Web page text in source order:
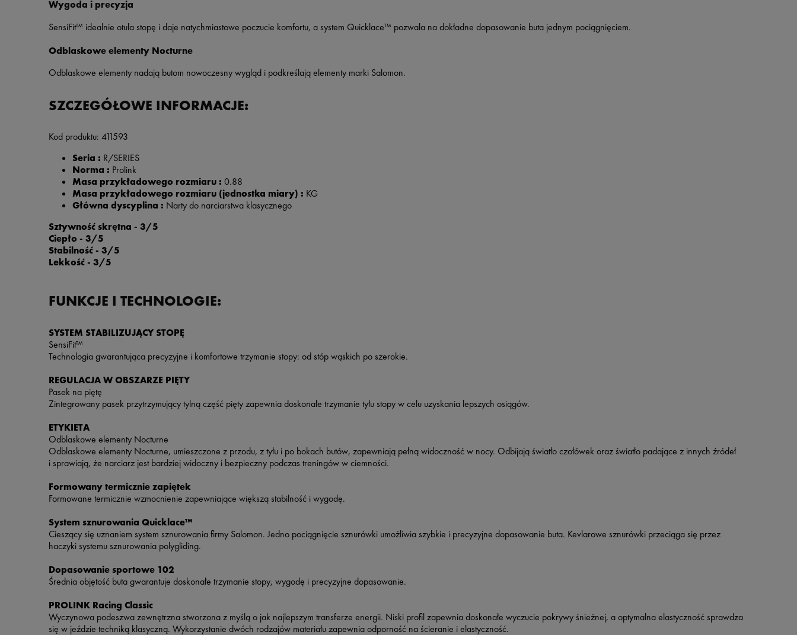
Wygoda i precyzja
SensiFit™ idealnie otula stopę i daje natychmiastowe poczucie komfortu, a system Quicklace™ pozwala na dokładne dopasowanie buta jednym pociągnięciem.
Odblaskowe elementy Nocturne
Odblaskowe elementy nadają butom nowoczesny wygląd i podkreślają elementy marki Salomon.
SZCZEGÓŁOWE INFORMACJE:
Kod produktu: 411593
Seria : R/SERIES
Norma : Prolink
Masa przykładowego rozmiaru : 0.88
Masa przykładowego rozmiaru (jednostka miary) : KG
Główna dyscyplina : Narty do narciarstwa klasycznego
Sztywność skrętna - 3/5
Ciepło - 3/5
Stabilność - 3/5
Lekkość - 3/5
FUNKCJE I TECHNOLOGIE:
SYSTEM STABILIZUJĄCY STOPĘ
SensiFit™
Technologia gwarantująca precyzyjne i komfortowe trzymanie stopy: od stóp wąskich po szerokie.
REGULACJA W OBSZARZE PIĘTY
Pasek na piętę
Zintegrowany pasek przytrzymujący tylną część pięty zapewnia doskonałe trzymanie tyłu stopy w celu uzyskania lepszych osiągów.
ETYKIETA
Odblaskowe elementy Nocturne
Odblaskowe elementy Nocturne, umieszczone z przodu, z tyłu i po bokach butów, zapewniają pełną widoczność w nocy. Odbijają światło czołówek oraz światło padające z innych źródeł
i sprawiają, że narciarz jest bardziej widoczny i bezpieczny podczas treningów w ciemności.
Formowany termicznie zapiętek
Formowane termicznie wzmocnienie zapewniające większą stabilność i wygodę.
System sznurowania Quicklace™
Cieszący się uznaniem system sznurowania firmy Salomon. Jedno pociągnięcie sznurówki umożliwia szybkie i precyzyjne dopasowanie buta. Kevlarowe sznurówki przeciąga się przez
haczyki systemu sznurowania polygliding.
Dopasowanie sportowe 102
Średnia objętość buta gwarantuje doskonałe trzymanie stopy, wygodę i precyzyjne dopasowanie.
PROLINK Racing Classic
Wyczynowa podeszwa zewnętrzna stworzona z myślą o jak najlepszym transferze energii. Niski profil zapewnia doskonałe wyczucie pokrywy śnieżnej, a optymalna elastyczność sprawdza
się w jeździe techniką klasyczną. Wykorzystanie dwóch rodzajów materiału zapewnia odporność na ścieranie i elastyczność.